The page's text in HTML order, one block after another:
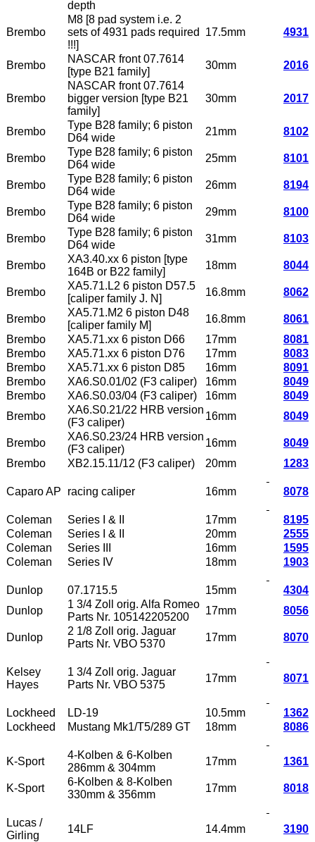
depth
Brembo
M8 [8 pad system i.e. 2
sets of 4931 pads required
!!!]
17.5mm 4931
Brembo
NASCAR front 07.7614
[type B21 family]
30mm 2016
Brembo
NASCAR front 07.7614
bigger version [type B21
family]
30mm 2017
Brembo
Type B28 family; 6 piston
D64 wide
21mm 8102
Brembo
Type B28 family; 6 piston
D64 wide
25mm 8101
Brembo
Type B28 family; 6 piston
D64 wide
26mm 8194
Brembo
Type B28 family; 6 piston
D64 wide
29mm 8100
Brembo
Type B28 family; 6 piston
D64 wide
31mm 8103
Brembo
XA3.40.xx 6 piston [type
164B or B22 family]
18mm 8044
Brembo
XA5.71.L2 6 piston D57.5
[caliper family J. N]
16.8mm 8062
Brembo
XA5.71.M2 6 piston D48
[caliper family M]
16.8mm
8061
Brembo
XA5.71.xx 6 piston D66 17mm
8081
Brembo
XA5.71.xx 6 piston D76 17mm
8083
Brembo
XA5.71.xx 6 piston D85 16mm
8091
Brembo
XA6.S0.01/02 (F3 caliper) 16mm
8049
Brembo
XA6.S0.03/04 (F3 caliper) 16mm
8049
Brembo
XA6.S0.21/22 HRB version
(F3 caliper)
16mm 8049
Brembo
XA6.S0.23/24 HRB version
(F3 caliper)
16mm
8049
Brembo
XB2.15.11/12 (F3 caliper) 20mm 1283
Caparo AP racing caliper 16mm 8078
Coleman Series I & II 17mm
8195
Coleman
Series I & II 20mm
2555
Coleman
Series III 16mm
1595
Coleman
Series IV 18mm 1903
Dunlop 07.1715.5 15mm
4304
Dunlop
1 3/4 Zoll orig. Alfa Romeo
Parts Nr. 105142205200
17mm 8056
Dunlop
2 1/8 Zoll orig. Jaguar
Parts Nr. VBO 5370
17mm 8070
Kelsey
Hayes
1 3/4 Zoll orig. Jaguar
Parts Nr. VBO 5375
17mm 8071
Lockheed LD-19 10.5mm
1362
Lockheed
Mustang Mk1/T5/289 GT 18mm 8086
K-Sport
4-Kolben & 6-Kolben
286mm & 304mm
17mm 1361
K-Sport
6-Kolben & 8-Kolben
330mm & 356mm
17mm 8018
Lucas /
Girling
14LF 14.4mm
3190